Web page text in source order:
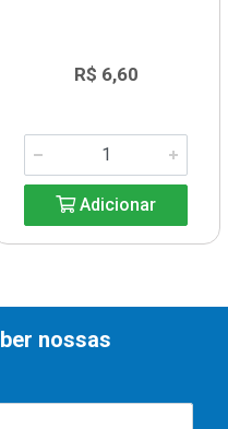
R$ 6,60
Adicionar
nossas